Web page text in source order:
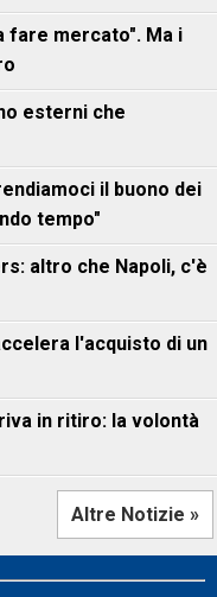
fare mercato". Ma i
esterni che
il buono dei
tempo"
altro che Napoli, c'è
l'acquisto di un
in ritiro: la volontà
Altre Notizie »